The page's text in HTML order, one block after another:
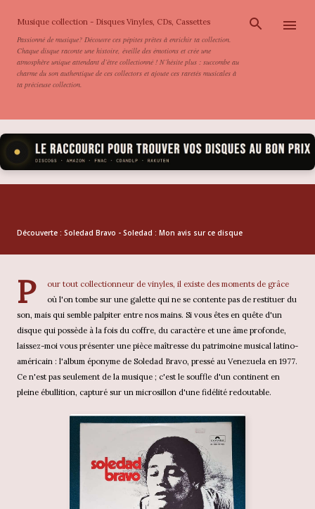
Accéder au contenu principal
Musique collection - Disques Vinyles, CDs, Cassettes
Passionné de musique? Découvre ces pépites prêtes à enrichir ta collection.
Chaque disque raconte une histoire, éveille des émotions et crée une
atmosphère unique attendant d’être collectionné ! N’hésite plus : succombe au
charme du son authentique de ces collectors et ajoute ces raretés musicales à
ta précieuse collection.
Découverte : Soledad Bravo - Soledad : Mon avis sur ce disque
P
our tout collectionneur de vinyles, il existe des moments de grâce
où l'on tombe sur une galette qui ne se contente pas de restituer du
son, mais qui semble palpiter entre nos mains. Si vous êtes en quête d'un
disque qui possède à la fois du coffre, du caractère et une âme profonde,
laissez-moi vous présenter une pièce maîtresse du patrimoine musical latino-
américain : l'album éponyme de Soledad Bravo, pressé au Venezuela en 1977.
Ce n'est pas seulement de la musique ; c'est le souffle d'un continent en
pleine ébullition, capturé sur un microsillon d'une fidélité redoutable.